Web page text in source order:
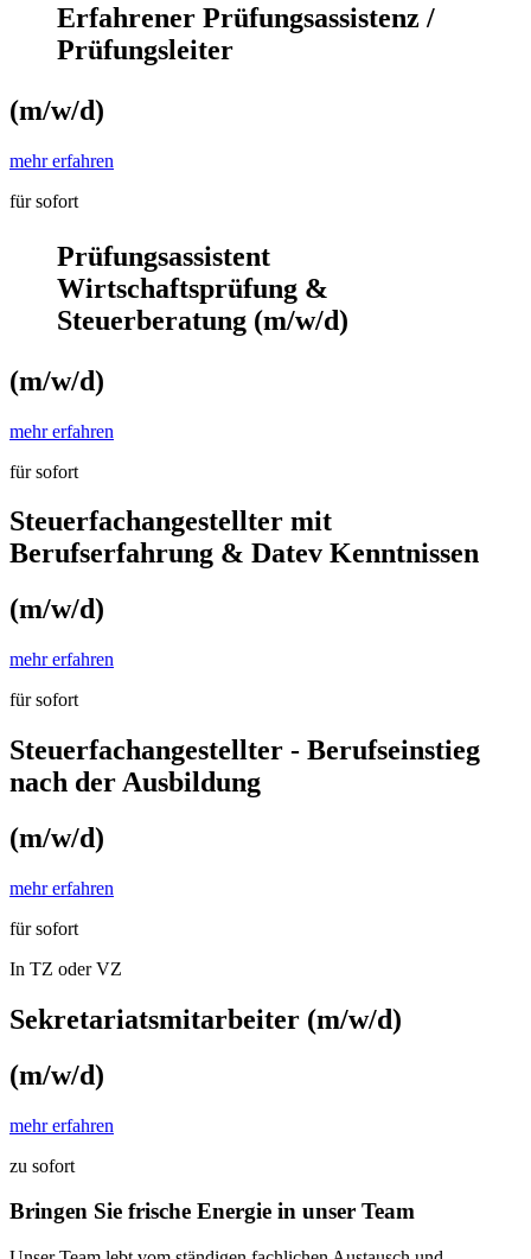
Erfahrener Prüfungsassistenz /
Prüfungsleiter
(m/w/d)
mehr erfahren
für sofort
Prüfungsassistent
Wirtschaftsprüfung &
Steuerberatung (m/w/d)
(m/w/d)
mehr erfahren
für sofort
Steuerfachangestellter mit
Berufserfahrung & Datev Kenntnissen
(m/w/d)
mehr erfahren
für sofort
Steuerfachangestellter - Berufseinstieg
nach der Ausbildung
(m/w/d)
mehr erfahren
für sofort
In TZ oder VZ
Sekretariatsmitarbeiter (m/w/d)
(m/w/d)
mehr erfahren
zu sofort
Bringen Sie frische Energie in unser Team